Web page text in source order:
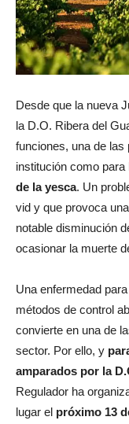
Desde que la nueva
la D.O. Ribera del
funciones, una de las
institución como
de la yesca. Un
vid y que provoca
notable disminución
ocasionar la muerte
Una enfermedad
métodos de control
convierte en una de
sector. Por ello, y
amparados por la
Regulador ha
lugar el próximo 13